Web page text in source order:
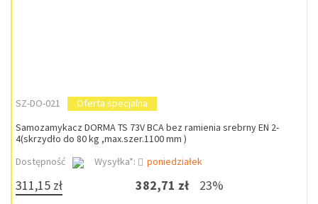
SZ-DO-021
Oferta specjalna
Samozamykacz DORMA TS 73V BCA bez ramienia srebrny EN 2-
4(skrzydło do 80 kg ,max.szer.1100 mm )
Dostępność
Wysyłka*: poniedziałek
311,15 zł 382,71 zł 23%